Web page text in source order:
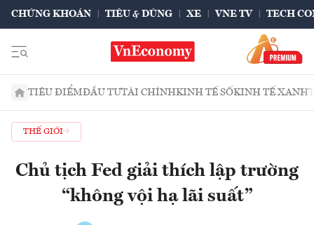
CHỨNG KHOÁN TIÊU & DÙNG XE VNE TV TECH
TIÊU ĐIỂMĐẦU TƯTÀI CHÍNHKINH TẾ SỐKINH TẾ XANH
THẾ GIỚI
Chủ tịch Fed giải thích lập trường
“không vội hạ lãi suất”